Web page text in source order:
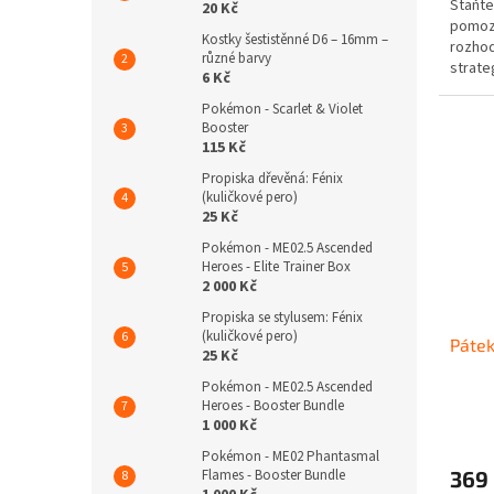
20 Kč
Kostky šestistěnné D6 – 16mm –
různé barvy
6 Kč
Pokémon - Scarlet & Violet
Booster
115 Kč
Propiska dřevěná: Fénix
(kuličkové pero)
25 Kč
Pokémon - ME02.5 Ascended
Heroes - Elite Trainer Box
2 000 Kč
Propiska se stylusem: Fénix
(kuličkové pero)
25 Kč
Pokémon - ME02.5 Ascended
Heroes - Booster Bundle
1 000 Kč
Pokémon - ME02 Phantasmal
Flames - Booster Bundle
369